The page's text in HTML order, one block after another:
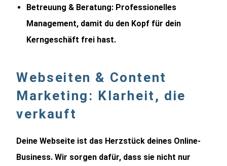
Betreuung & Beratung: Professionelles
Management, damit du den Kopf für dein
Kerngeschäft frei hast.
Webseiten & Content
Marketing: Klarheit, die
verkauft
Deine Webseite ist das Herzstück deines Online-
Business. Wir sorgen dafür, dass sie nicht nur